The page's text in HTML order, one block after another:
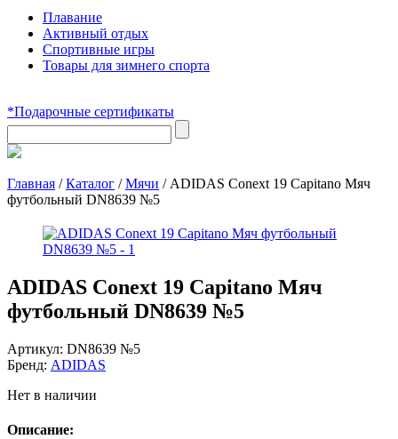
Плавание
Активный отдых
Спортивные игры
Товары для зимнего спорта
*Подарочные сертификаты
Главная /Каталог /Мячи / ADIDAS Conext 19 Capitano Мяч
футбольный DN8639 №5
ADIDAS Conext 19 Capitano Мяч
футбольный DN8639 №5
Артикул: DN8639 №5
Бренд: ADIDAS
Нет в наличии
Описание: